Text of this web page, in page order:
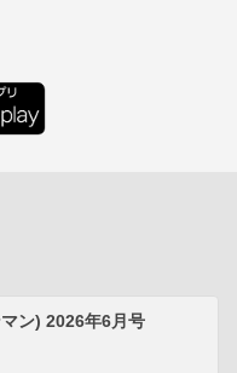
ン) 2026年6月号